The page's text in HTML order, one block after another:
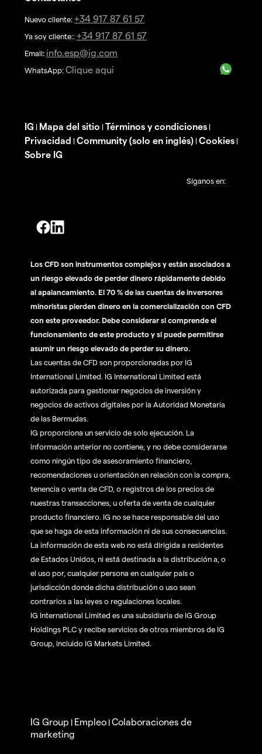
Nuevo cliente: +34 917 87 61 57
Ya soy cliente:: +34 917 87 61 57
Email: info.esp@ig.com
WhatsApp: Clique aqui
IG | Mapa del sitio | Términos y condiciones |
Privacidad | Community (solo en inglés) | Cookies |
Sobre IG
Síganos en:
Los CFD son instrumentos complejos y están asociados a
un riesgo elevado de perder dinero rápidamente debido
al apalancamiento. El 70 % de las cuentas de inversores
minoristas pierden dinero en la comercialización con CFD
con este proveedor. Debe considerar si comprende el
funcionamiento de este producto y si puede permitirse
asumir un riesgo elevado de perder su dinero.
Las cuentas de CFD son proporcionadas por IG
International Limited. IG International Limited está
autorizada para gestionar negocios de inversión y
negocios de activos digitales por la Autoridad Monetaria
de las Bermudas.
IG proporciona un servicio de solo ejecución. La
información anterior no contiene, y no debe considerarse
como ningún tipo de asesoramiento financiero,
recomendaciones u orientación en relación con la compra,
tenencia o venta de CFD, o registros de los precios de
nuestras transacciones, u oferta de venta de cualquier
producto financiero. IG no se hace responsable del uso
que se haga de esta información ni de sus consecuencias.
La información de esta web no está dirigida a residentes
de Estados Unidos, ni está destinada a la distribución a, o
el uso por, cualquier persona en cualquier país o
jurisdicción donde dicha distribución o uso sean
contrarios a las leyes o regulaciones locales.
IG International Limited es una subsidiaria de IG Group
Holdings PLC y recibe servicios de otros miembros de IG
Group, incluido IG Markets Limited.
IG Group | Empleo |Colaboraciones de
marketing